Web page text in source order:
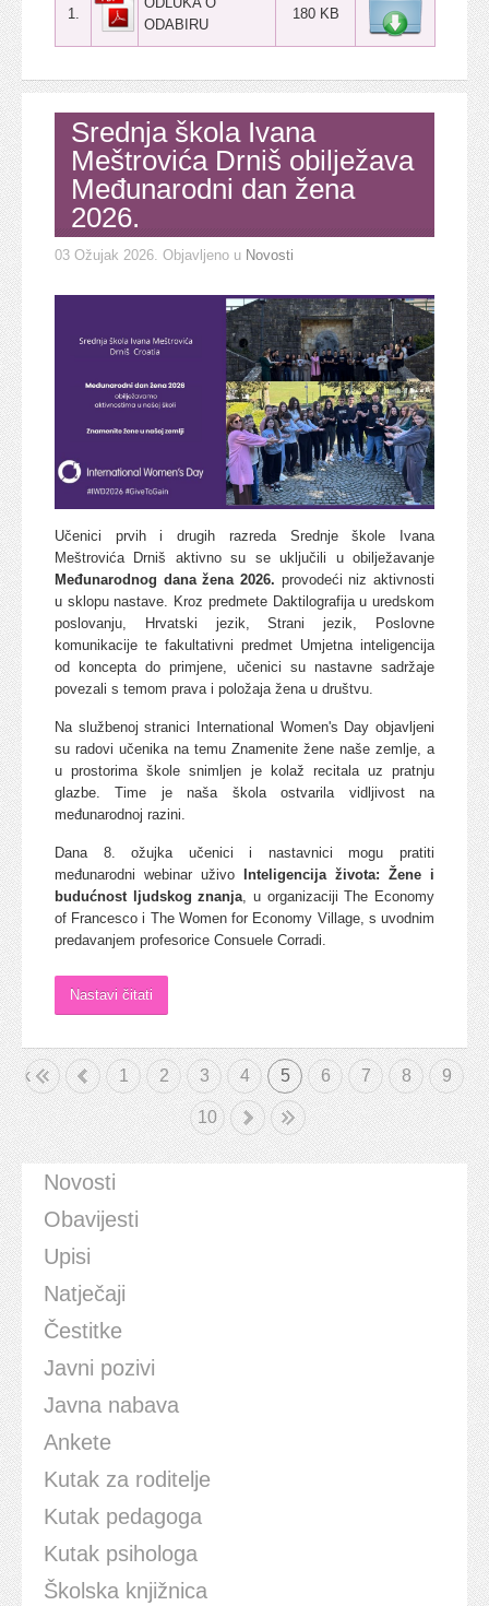
1.
ODABIRU
180 KB
Srednja škola Ivana
Meštrovića Drniš obilježava
Međunarodni dan žena
2026.
03 Ožujak 2026 . Objavljeno u Novosti
Učenici prvih i drugih razreda Srednje škole Ivana
Meštrovića Drniš aktivno su se uključili u obilježavanje
Međunarodnog dana žena 2026. provodeći niz aktivnosti
u sklopu nastave. Kroz predmete Daktilografija u uredskom
poslovanju, Hrvatski jezik, Strani jezik, Poslovne
komunikacije te fakultativni predmet Umjetna inteligencija
od koncepta do primjene, učenici su nastavne sadržaje
povezali s temom prava i položaja žena u društvu.
Na službenoj stranici International Women's Day objavljeni
su radovi učenika na temu Znamenite žene naše zemlje, a
u prostorima škole snimljen je kolaž recitala uz pratnju
glazbe. Time je naša škola ostvarila vidljivost na
međunarodnoj razini.
Dana 8. ožujka učenici i nastavnici mogu pratiti
međunarodni webinar uživo Inteligencija života: Žene i
budućnost ljudskog znanja , u organizaciji The Economy
of Francesco i The Women for Economy Village, s uvodnim
predavanjem profesorice Consuele Corradi.
Nastavi čitati
« 1 2 3 4 5 6 7 8 9
10
» Kraj
Novosti
Obavijesti
Upisi
Natječaji
Čestitke
Javni pozivi
Javna nabava
Ankete
Kutak za roditelje
Kutak pedagoga
Kutak psihologa
Školska knjižnica